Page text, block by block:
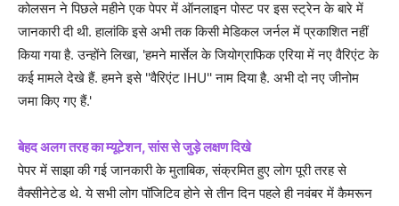
कोलसन ने पिछले महीने एक पेपर में ऑनलाइन पोस्ट पर इस स्ट्रेन के बारे में
जानकारी दी थी. हालांकि इसे अभी तक किसी मेडिकल जर्नल में प्रकाशित नहीं
किया गया है. उन्होंने लिखा, 'हमने मार्सेल के जियोग्राफिक एरिया में नए वैरिएंट के
कई मामले देखे हैं. हमने इसे ''वैरिएंट IHU'' नाम दिया है. अभी दो नए जीनोम
जमा किए गए हैं.'
बेहद अलग तरह का म्यूटेशन, सांस से जुड़े लक्षण दिखे
पेपर में साझा की गई जानकारी के मुताबिक, संक्रमित हुए लोग पूरी तरह से
वैक्सीनेटेड थे. ये सभी लोग पॉजिटिव होने से तीन दिन पहले ही नवंबर में कैमरून